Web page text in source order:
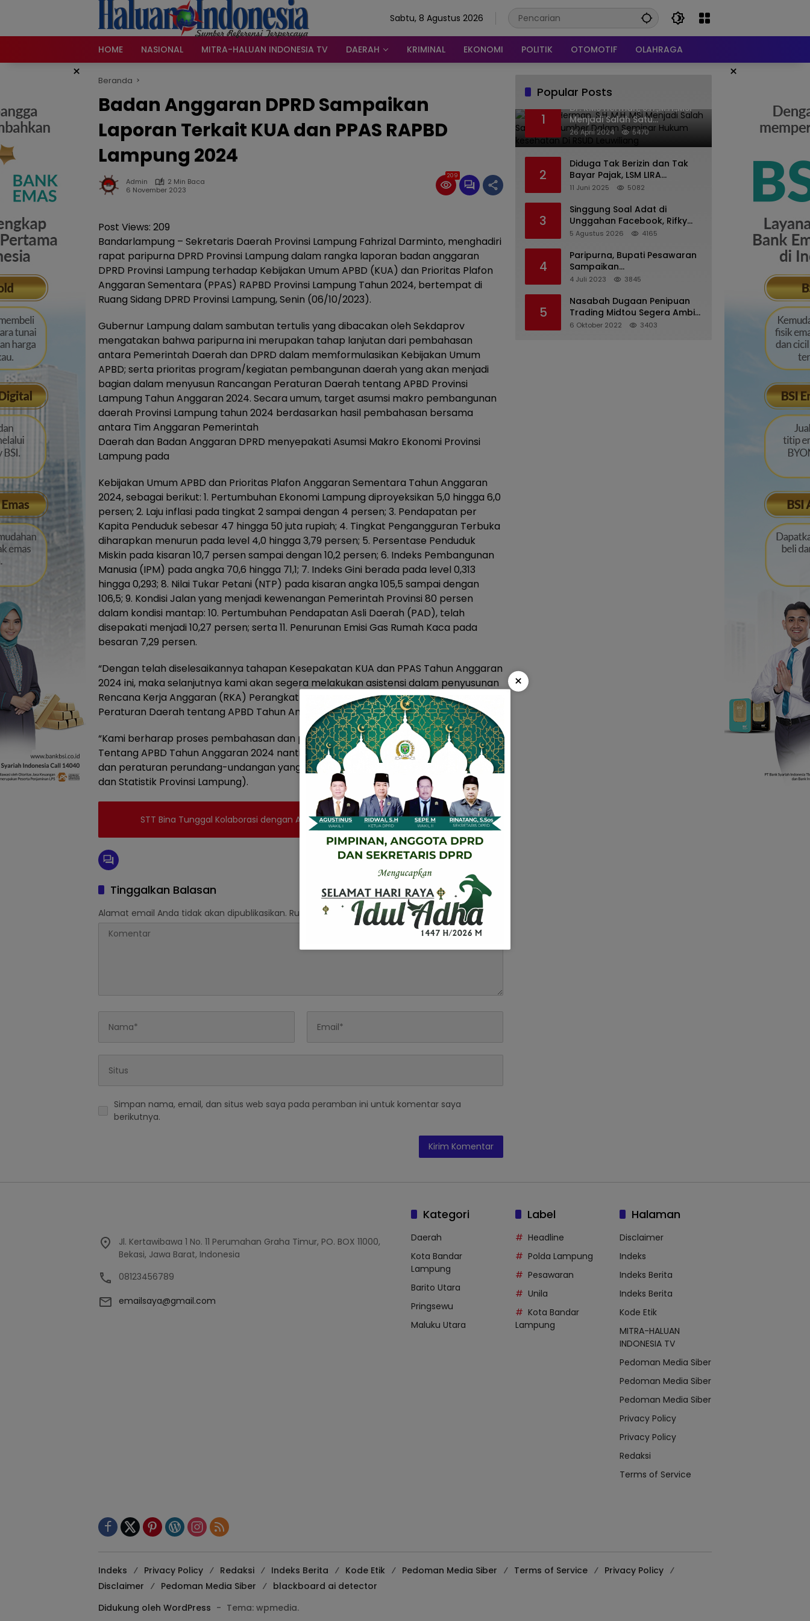
Sabtu, 8 Agustus 2026
HOME NASIONAL MITRA-HALUAN INDONESIA TV DAERAH KRIMINAL EKONOMI POLITIK OTOMOTIF OLAHRAGA
× ×
Beranda
Badan Anggaran DPRD Sampaikan
Laporan Terkait KUA dan PPAS RAPBD
Lampung 2024
Admin
2 Min Baca
6 November 2023
209
Post Views: 209
Bandarlampung – Sekretaris Daerah Provinsi Lampung Fahrizal Darminto, menghadiri
rapat paripurna DPRD Provinsi Lampung dalam rangka laporan badan anggaran
DPRD Provinsi Lampung terhadap Kebijakan Umum APBD (KUA) dan Prioritas Plafon
Anggaran Sementara (PPAS) RAPBD Provinsi Lampung Tahun 2024, bertempat di
Ruang Sidang DPRD Provinsi Lampung, Senin (06/10/2023).
Gubernur Lampung dalam sambutan tertulis yang dibacakan oleh Sekdaprov
mengatakan bahwa paripurna ini merupakan tahap lanjutan dari pembahasan
antara Pemerintah Daerah dan DPRD dalam memformulasikan Kebijakan Umum
APBD; serta prioritas program/kegiatan pembangunan daerah yang akan menjadi
bagian dalam menyusun Rancangan Peraturan Daerah tentang APBD Provinsi
Lampung Tahun Anggaran 2024. Secara umum, target asumsi makro pembangunan
daerah Provinsi Lampung tahun 2024 berdasarkan hasil pembahasan bersama
antara Tim Anggaran Pemerintah
Daerah dan Badan Anggaran DPRD menyepakati Asumsi Makro Ekonomi Provinsi
Lampung pada
Kebijakan Umum APBD dan Prioritas Plafon Anggaran Sementara Tahun Anggaran
2024, sebagai berikut: 1. Pertumbuhan Ekonomi Lampung diproyeksikan 5,0 hingga 6,0
persen; 2. Laju inflasi pada tingkat 2 sampai dengan 4 persen; 3. Pendapatan per
Kapita Penduduk sebesar 47 hingga 50 juta rupiah; 4. Tingkat Pengangguran Terbuka
diharapkan menurun pada level 4,0 hingga 3,79 persen; 5. Persentase Penduduk
Miskin pada kisaran 10,7 persen sampai dengan 10,2 persen; 6. Indeks Pembangunan
Manusia (IPM) pada angka 70,6 hingga 71,1; 7. Indeks Gini berada pada level 0,313
hingga 0,293; 8. Nilai Tukar Petani (NTP) pada kisaran angka 105,5 sampai dengan
106,5; 9. Kondisi Jalan yang menjadi kewenangan Pemerintah Provinsi 80 persen
dalam kondisi mantap: 10. Pertumbuhan Pendapatan Asli Daerah (PAD), telah
disepakati menjadi 10,27 persen; serta 11. Penurunan Emisi Gas Rumah Kaca pada
besaran 7,29 persen.
“Dengan telah diselesaikannya tahapan Kesepakatan KUA dan PPAS Tahun Anggaran
2024 ini, maka selanjutnya kami akan segera melakukan asistensi dalam penyusunan
Rencana Kerja Anggaran (RKA) Perangkat Daerah sebagai materi dalam Rancangan
Peraturan Daerah tentang APBD Tahun Anggaran 2024,” ujar Gubernur
“Kami berharap proses pembahasan dan pengesahan Rancangan Peraturan Daerah
Tentang APBD Tahun Anggaran 2024 nantinya dapat berjalan sesuai tahapan, proses
dan peraturan perundang-undangan yang berlaku,” pungkas nya. (Dinas Kominfo
dan Statistik Provinsi Lampung).
STT Bina Tunggal Kolaborasi dengan APINDO Hadapi Revolusi Industri 4.0
Tinggalkan Balasan
Alamat email Anda tidak akan dipublikasikan. Ruas yang wajib ditandai*
Simpan nama, email, dan situs web saya pada peramban ini untuk komentar saya
berikutnya.
Popular Posts
1
Dr. KMS Herman, S.H.,M.H.,MSi
Menjadi Salah Satu
Narasumber Dalam Seminar
Hukum kesehatan Di RSUD
26 April 2024 5470
2
Diduga Tak Berizin dan Tak
Bayar Pajak, LSM LIRA
Laporkan Santerra de
Batu
11 Juni 2025 5082
3
Singgung Soal Adat di
Unggahan Facebook, Rifky
Desriana Minta Maaf ke PDA
5 Agustus 2026 4165
4
Paripurna, Bupati Pesawaran
Sampaikan
Pertanggungjawaban
4 Juli 2023 3845
5
Nasabah Dugaan Penipuan
Trading Midtou Segera Ambil
Langkah Hukum
6 Oktober 2022 3403
Jl. Kertawibawa 1 No. 11 Perumahan Graha Timur, PO. BOX 11000,
Bekasi, Jawa Barat, Indonesia
08123456789
emailsaya@gmail.com
Kategori
Daerah
Kota Bandar
Lampung
Barito Utara
Pringsewu
Maluku Utara
Label
Headline
Polda Lampung
Pesawaran
Unila
Kota Bandar
Lampung
Halaman
Disclaimer
Indeks
Indeks Berita
Indeks Berita
Kode Etik
MITRA-HALUAN
INDONESIA TV
Pedoman Media Siber
Pedoman Media Siber
Pedoman Media Siber
Privacy Policy
Privacy Policy
Redaksi
Terms of Service
Indeks Privacy Policy Redaksi Indeks Berita Kode Etik Pedoman Media Siber Terms of Service
Privacy Policy
Disclaimer
Pedoman Media Siber
blackboard ai detector
Didukung oleh WordPress - Tema: wpmedia.
×